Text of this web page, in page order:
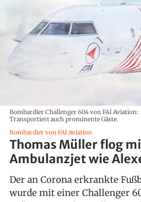
Bombardier Challenger 604 von FAI Aviation:
Transportiert auch prominente Gäste.
Bombardier von FAI Aviation
Thomas Müller flog
Ambulanzjet wie
Der an Corona erkrankte
wurde mit einer Challenger